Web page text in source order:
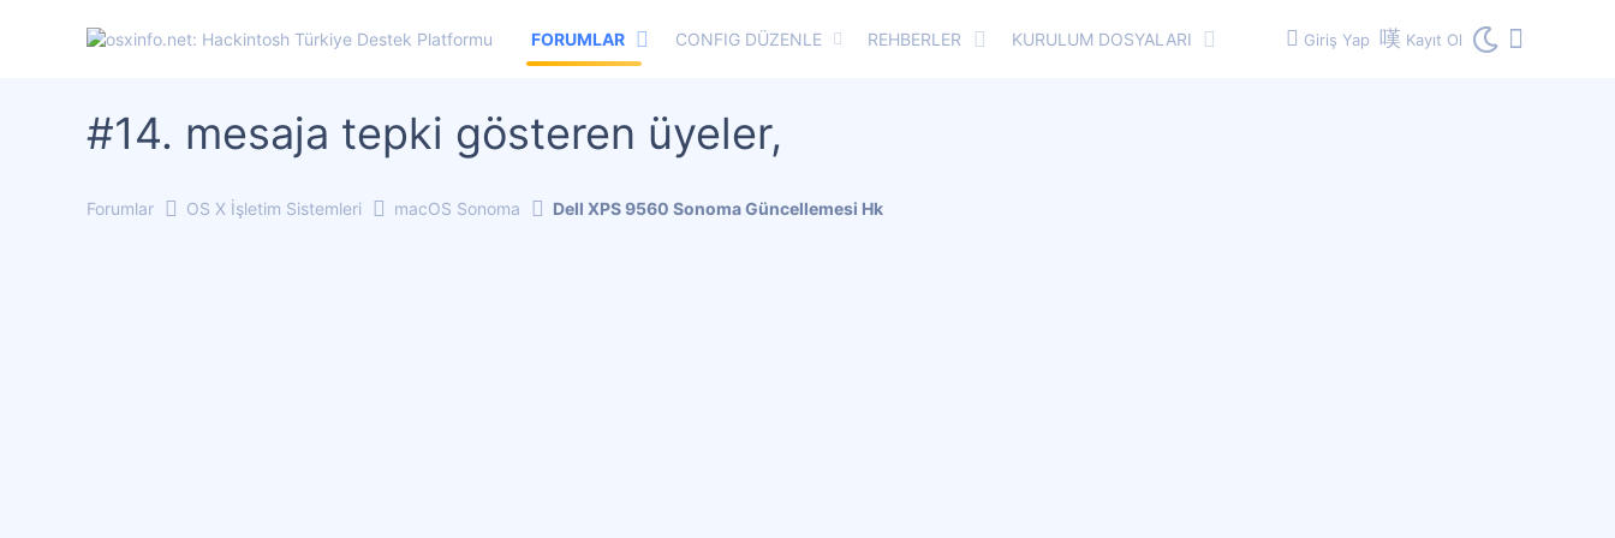
FORUMLAR CONFIG DÜZENLE REHBERLER KURULUM DOSYALARI Giriş Yap Kayıt Ol
#14. mesaja tepki gösteren üyeler,
Forumlar OS X İşletim Sistemleri macOS Sonoma Dell XPS 9560 Sonoma Güncellemesi Hk